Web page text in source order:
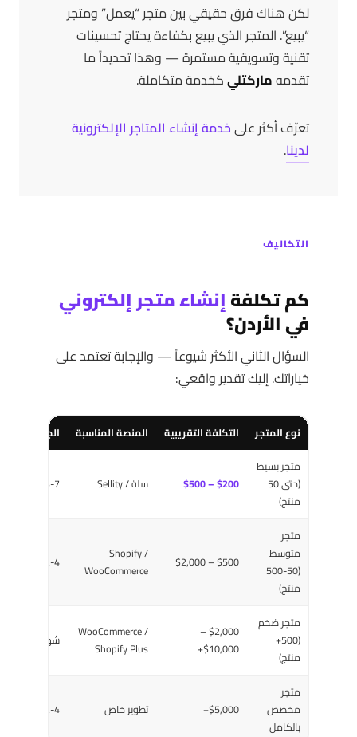
لكن هناك فرق حقيقي بين متجر “يعمل” ومتجر
“يبيع”. المتجر الذي يبيع بكفاءة يحتاج تحسينات
تقنية وتسويقية مستمرة — وهذا تحديداً ما
تقدمهماركتليكخدمة متكاملة.
تعرّف أكثر علىخدمة إنشاء المتاجر الإلكترونية
لدينا.
التكاليف
كم تكلفةإنشاء متجر إلكتروني
في الأردن؟
السؤال الثاني الأكثر شيوعاً — والإجابة تعتمد على
خياراتك. إليك تقدير واقعي:
نوع المتجر التكلفة التقريبية المنصة المناسبة
الجدول
متجر بسيط
(حتى 50
منتج)
$200 – $500 سلة / Sellity 3-7 أيام
متجر
متوسط
(50-500
منتج)
$500 – $2,000
Shopify /
WooCommerce
2-4 أسابيع
متجر ضخم
(500+
منتج)
$2,000 –
$10,000+
WooCommerce /
Shopify Plus
شهر فأكثر
متجر
مخصص
بالكامل
$5,000+ تطوير خاص 2-4 أشهر